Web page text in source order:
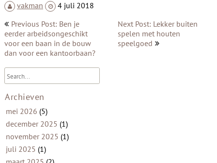
vakman
4 juli 2018
Bericht
navigatie
Previous Post: Ben je
eerder arbeidsongeschikt
voor een baan in de bouw
dan voor een kantoorbaan?
Next Post: Lekker buiten
spelen met houten
speelgoed
Archieven
mei 2026 (5)
december 2025 (1)
november 2025 (1)
juli 2025 (1)